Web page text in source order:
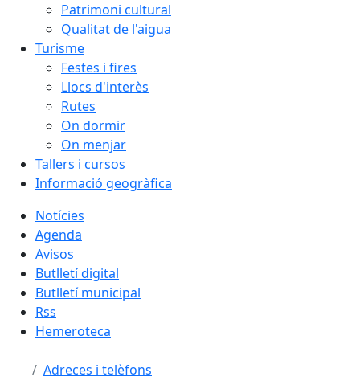
Patrimoni cultural
Qualitat de l'aigua
Turisme
Festes i fires
Llocs d'interès
Rutes
On dormir
On menjar
Tallers i cursos
Informació geogràfica
Notícies
Agenda
Avisos
Butlletí digital
Butlletí municipal
Rss
Hemeroteca
Adreces i telèfons